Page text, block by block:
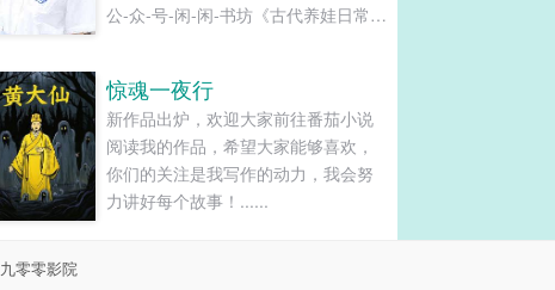
公-众-号-闲-闲-书坊《古代养娃日常》
越到古代。然而，没等她适应新身
份，就被告知她被许配给一青面獠牙
的将军。林寒身无分文，口袋比脸还
干净，一听说大将军无父无母无兄
弟，有房有车有存款，囊中羞涩的林
惊魂一夜行
新作品出炉，欢迎大家前往番茄小说
阅读我的作品，希望大家能够喜欢，
你们的关注是我写作的动力，我会努
力讲好每个故事！......
九零零影院